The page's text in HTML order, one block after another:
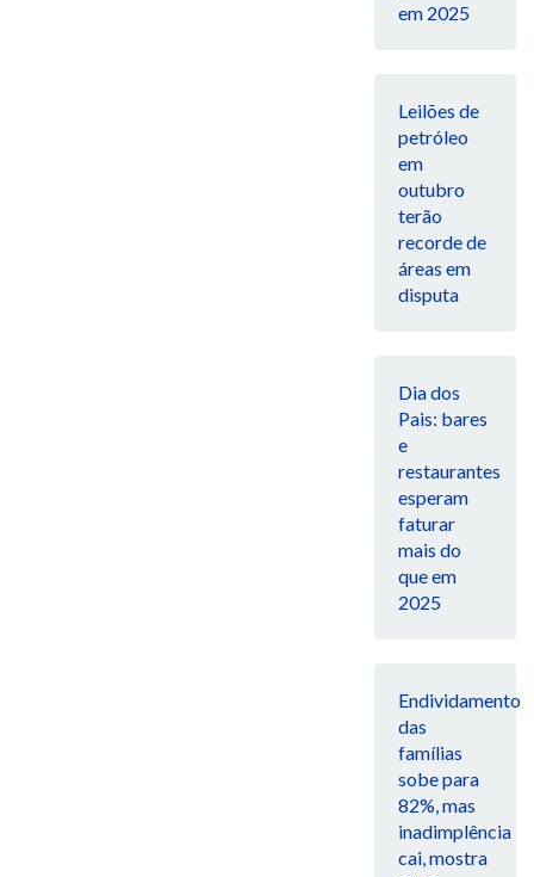
em 2025
Leilões de
petróleo
em
outubro
terão
recorde de
áreas em
disputa
Dia dos
Pais: bares
e
restaurantes
esperam
faturar
mais do
que em
2025
Endividamento
das
famílias
sobe para
82%, mas
inadimplência
cai, mostra